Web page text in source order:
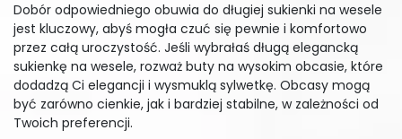
Dobór odpowiedniego obuwia do długiej sukienki na wesele
jest kluczowy, abyś mogła czuć się pewnie i komfortowo
przez całą uroczystość. Jeśli wybrałaś długą elegancką
sukienkę na wesele, rozważ buty na wysokim obcasie, które
dodadzą Ci elegancji i wysmuklą sylwetkę. Obcasy mogą
być zarówno cienkie, jak i bardziej stabilne, w zależności od
Twoich preferencji.